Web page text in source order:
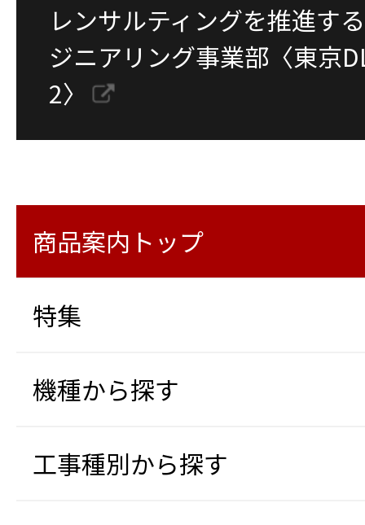
レンサルティングを推進
ジニアリング事業部〈東京
2〉
商品案内トップ
特集
機種から探す
工事種別から探す